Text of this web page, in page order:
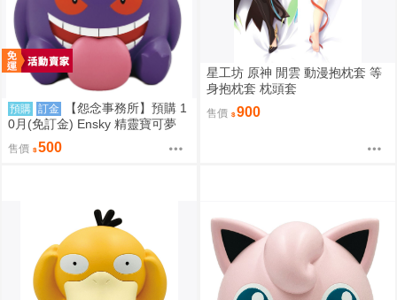
預購 訂金
【怨念事務所】預購 1
0月(免訂金) Ensky 精靈寶可夢
神奇寶貝 軟膠時間系列 寶可夢存
錢筒 耿鬼 0816
售價 500
星工坊 原神 閒雲 動漫抱枕套 等
身抱枕套 枕頭套
售價 900